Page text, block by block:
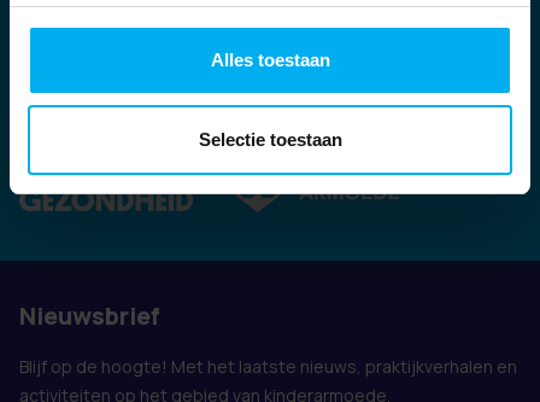
Alles toestaan
Selectie toestaan
Ook vertegenwoordigd door:
Nieuwsbrief
Blijf op de hoogte! Met het laatste nieuws, praktijkverhalen en
activiteiten op het gebied van kinderarmoede.